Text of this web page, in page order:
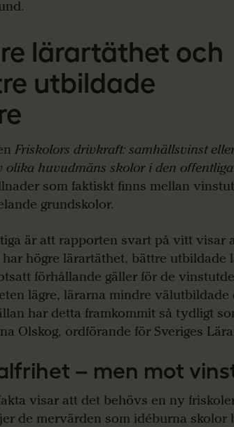
lärartäthet och
utbildade
Friskolors drivkraft: samhällsvinst
olika huvudmäns skolor i den
som faktiskt finns mellan
grundskolor.
är att rapporten svart på vitt visar
högre lärartäthet, bättre utbildade
förhållande gäller för de
lägre, lärarna mindre
har detta framkommit så tydligt
Olskog, ordförande för Sveriges
– men mot
visar att det behövs en ny
de mervärden som idéburna skolor